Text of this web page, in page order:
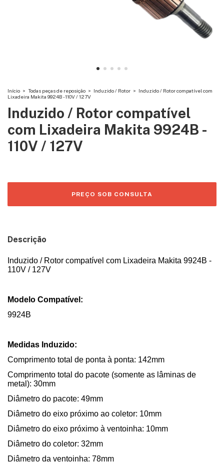
Início > Todas peças de reposição > Induzido / Rotor > Induzido / Rotor compatível com
Lixadeira Makita 9924B - 110V / 127V
Induzido / Rotor compatível
com Lixadeira Makita 9924B -
110V / 127V
Descrição
Induzido / Rotor compatível com Lixadeira Makita 9924B -
110V / 127V
Modelo Compatível:
9924B
Medidas Induzido:
Comprimento total de ponta à ponta: 142mm
Comprimento total do pacote (somente as lâminas de
metal): 30mm
Diâmetro do pacote: 49mm
Diâmetro do eixo próximo ao coletor: 10mm
Diâmetro do eixo próximo à ventoinha: 10mm
Diâmetro do coletor: 32mm
Diâmetro da ventoinha: 78mm